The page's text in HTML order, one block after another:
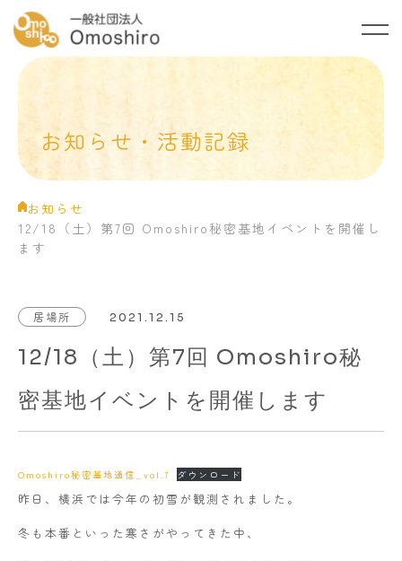
ご支援のお願い
お知らせ・活動記録
お知らせ
12/18（土）第7回 Omoshiro秘密基地イベントを開催し
ます
居場所 2021.12.15
12/18（土）第7回 Omoshiro秘
密基地イベントを開催します
Omoshiro秘密基地通信_vol.7 ダウンロード
昨日、横浜では今年の初雪が観測されました。
冬も本番といった寒さがやってきた中、